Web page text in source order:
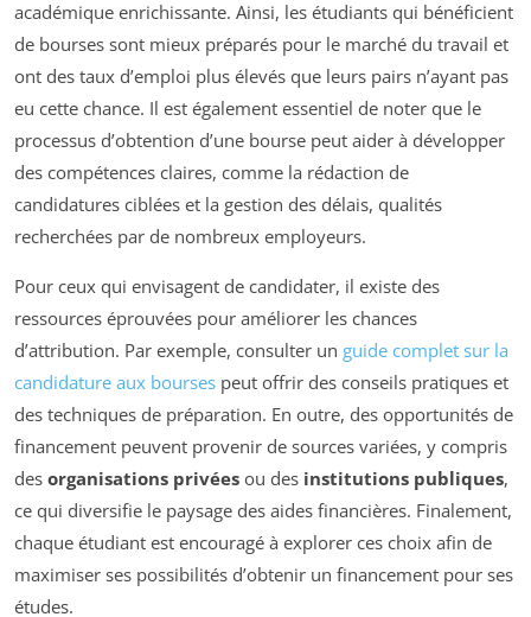
académique enrichissante. Ainsi, les étudiants qui bénéficient
de bourses sont mieux préparés pour le marché du travail et
ont des taux d’emploi plus élevés que leurs pairs n’ayant pas
eu cette chance. Il est également essentiel de noter que le
processus d’obtention d’une bourse peut aider à développer
des compétences claires, comme la rédaction de
candidatures ciblées et la gestion des délais, qualités
recherchées par de nombreux employeurs.
Pour ceux qui envisagent de candidater, il existe des
ressources éprouvées pour améliorer les chances
d’attribution. Par exemple, consulter un guide complet sur la
candidature aux bourses peut offrir des conseils pratiques et
des techniques de préparation. En outre, des opportunités de
financement peuvent provenir de sources variées, y compris
des organisations privées ou des institutions publiques,
ce qui diversifie le paysage des aides financières. Finalement,
chaque étudiant est encouragé à explorer ces choix afin de
maximiser ses possibilités d’obtenir un financement pour ses
études.